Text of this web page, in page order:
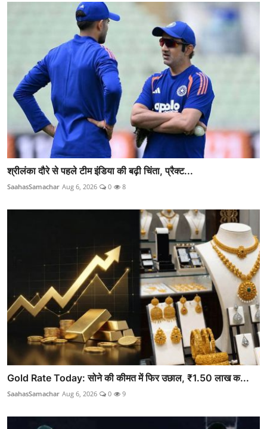
श्रीलंका दौरे से पहले टीम इंडिया की बढ़ी चिंता, प्रैक्ट...
SaahasSamachar Aug 6, 2026 0 8
Gold Rate Today: सोने की कीमत में फिर उछाल, ₹1.50 लाख क...
SaahasSamachar Aug 6, 2026 0 9